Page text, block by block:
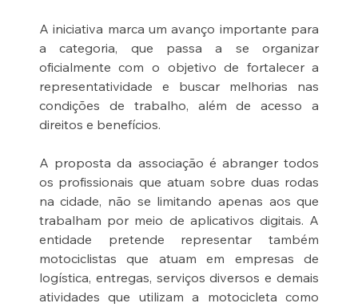
A iniciativa marca um avanço importante para
a categoria, que passa a se organizar
oficialmente com o objetivo de fortalecer a
representatividade e buscar melhorias nas
condições de trabalho, além de acesso a
direitos e benefícios.
A proposta da associação é abranger todos
os profissionais que atuam sobre duas rodas
na cidade, não se limitando apenas aos que
trabalham por meio de aplicativos digitais. A
entidade pretende representar também
motociclistas que atuam em empresas de
logística, entregas, serviços diversos e demais
atividades que utilizam a motocicleta como